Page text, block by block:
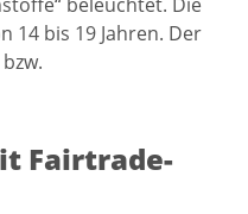
14 bis 19 Jahren. Der
Fairtrade-